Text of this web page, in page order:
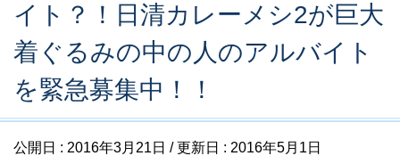
イト？！日清カレーメシ2が巨大
着ぐるみの中の人のアルバイト
を緊急募集中！！
公開日 : 2016年3月21日 / 更新日 : 2016年5月1日